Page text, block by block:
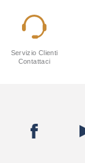
Servizio Clienti
Contattaci